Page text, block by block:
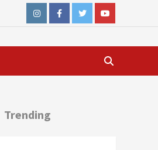
InstagramFacebookTwitterYoutube
Trending